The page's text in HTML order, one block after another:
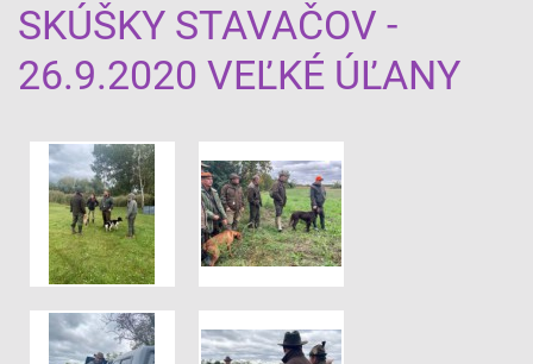
SKÚŠKY STAVAČOV -
26.9.2020 VEĽKÉ ÚĽANY